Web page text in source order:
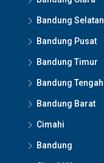
Bandung Selatan
Bandung Pusat
Bandung Timur
Bandung Tengah
Bandung Barat
Cimahi
Bandung